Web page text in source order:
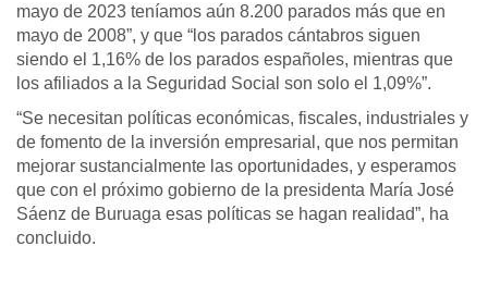
mayo de 2023 teníamos aún 8.200 parados más que en
mayo de 2008”, y que “los parados cántabros siguen
siendo el 1,16% de los parados españoles, mientras que
los afiliados a la Seguridad Social son solo el 1,09%”.
“Se necesitan políticas económicas, fiscales, industriales y
de fomento de la inversión empresarial, que nos permitan
mejorar sustancialmente las oportunidades, y esperamos
que con el próximo gobierno de la presidenta María José
Sáenz de Buruaga esas políticas se hagan realidad”, ha
concluido.